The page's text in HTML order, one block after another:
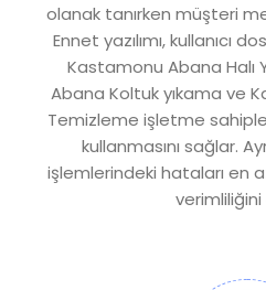
olanak tanırken müşteri
Ennet yazılımı, kullanıcı
Kastamonu Abana Halı
Abana Koltuk yıkama ve
Temizleme işletme
kullanmasını sağlar.
işlemlerindeki hataları en
verimliliğini